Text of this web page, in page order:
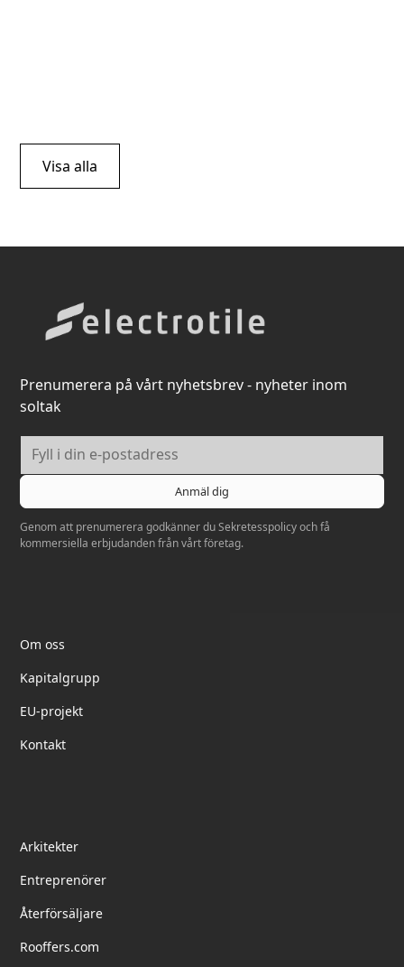
Visa alla
Prenumerera på vårt nyhetsbrev - nyheter inom
soltak
Genom att prenumerera godkänner duSekretesspolicyoch få
kommersiella erbjudanden från vårt företag.
Om oss
Kapitalgrupp
EU-projekt
Kontakt
Arkitekter
Entreprenörer
Återförsäljare
Rooffers.com